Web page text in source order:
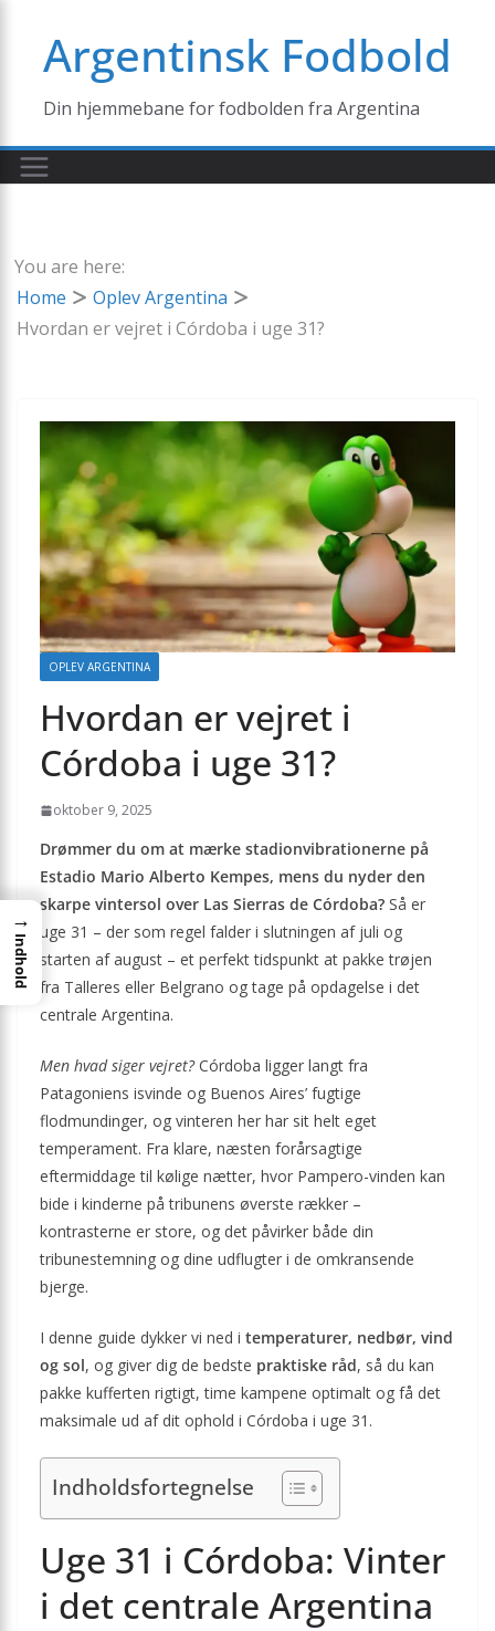
contentArgentinsk Fodbold
Din hjemmebane for fodbolden fra Argentina
You are here:
Home
Oplev Argentina
Hvordan er vejret i Córdoba i uge 31?
OPLEV ARGENTINA
Hvordan er vejret i
Córdoba i uge 31?
oktober 9, 2025
Drømmer du om at mærke stadionvibrationerne på
Estadio Mario Alberto Kempes, mens du nyder den
skarpe vintersol over Las Sierras de Córdoba? Så er
uge 31 – der som regel falder i slutningen af juli og
starten af august – et perfekt tidspunkt at pakke trøjen
fra Talleres eller Belgrano og tage på opdagelse i det
centrale Argentina.
Men hvad siger vejret?Córdoba ligger langt fra
Patagoniens isvinde og Buenos Aires’ fugtige
flodmundinger, og vinteren her har sit helt eget
temperament. Fra klare, næsten forårsagtige
eftermiddage til kølige nætter, hvor Pampero-vinden kan
bide i kinderne på tribunens øverste rækker –
kontrasterne er store, og det påvirker både din
tribunestemning og dine udflugter i de omkransende
bjerge.
I denne guide dykker vi ned i temperaturer, nedbør, vind
og sol, og giver dig de bedste praktiske råd, så du kan
pakke kufferten rigtigt, time kampene optimalt og få det
maksimale ud af dit ophold i Córdoba i uge 31.
Indholdsfortegnelse
Uge 31 i Córdoba: Vinter
i det centrale Argentina
→
Indhold